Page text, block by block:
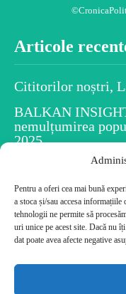
Pentru a oferi cea mai bună
a stoca și/sau accesa
tehnologii ne permite să
uri unice pe acest site. Dacă nu
dat poate avea afecte negative
Articole
Cititorilor noștri,
BALKAN
nemulțumirea
2025
Spiritul
Uiti numele
Psihologia
Cele mai citite
Cititorilor noștri,